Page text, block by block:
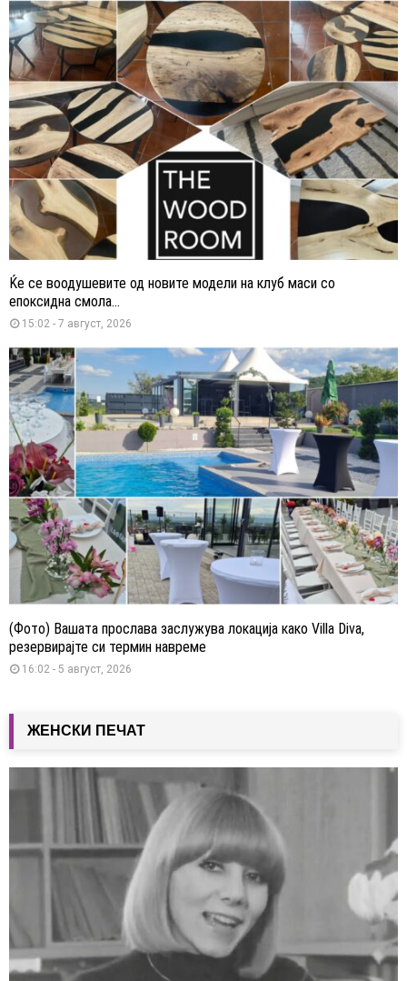
Ќе се воодушевите од новите модели на клуб маси со
епоксидна смола...
15:02 - 7 август, 2026
(Фото) Вашата прослава заслужува локација како Villa Diva,
резервирајте си термин навреме
16:02 - 5 август, 2026
ЖЕНСКИ ПЕЧАТ